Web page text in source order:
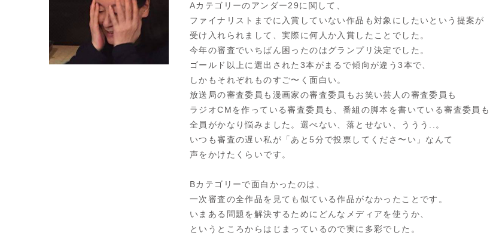
Aカテゴリーのアンダー29に関して、
ファイナリストまでに入賞していない作品も対象にしたいという提案が
受け入れられまして、実際に何人か入賞したことでした。
今年の審査でいちばん困ったのはグランプリ決定でした。
ゴールド以上に選出された3本がまるで傾向が違う3本で、
しかもそれぞれものすご〜く面白い。
放送局の審査委員も漫画家の審査委員もお笑い芸人の審査委員も
ラジオCMを作っている審査委員も、番組の脚本を書いている審査委員も
全員がかなり悩みました。選べない、落とせない、ううう..。
いつも審査の遅い私が「あと5分で投票してくださ〜い」なんて
声をかけたくらいです。
Bカテゴリーで面白かったのは、
一次審査の全作品を見ても似ている作品がなかったことです。
いまある問題を解決するためにどんなメディアを使うか、
というところからはじまっているので実に多彩でした。